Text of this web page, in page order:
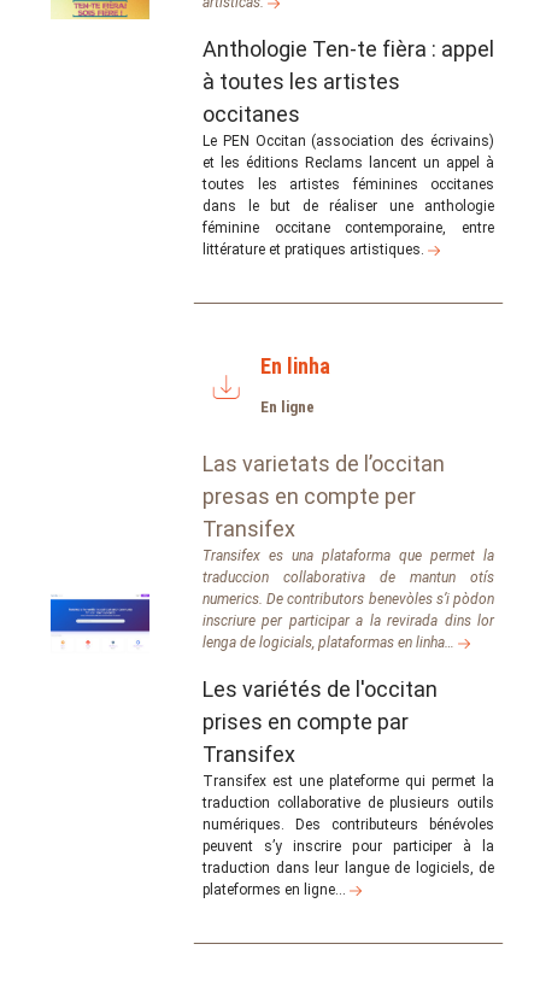
Anthologie Ten-te fièra : appel
à toutes les artistes
occitanes
Le PEN Occitan (association des écrivains)
et les éditions Reclams lancent un appel à
toutes les artistes féminines occitanes
dans le but de réaliser une anthologie
féminine occitane contemporaine, entre
littérature et pratiques artistiques.
En linha
En ligne
Las varietats de l’occitan
presas en compte per
Transifex
Transifex es una plataforma que permet la
traduccion collaborativa de mantun otís
numerics. De contributors benevòles s’i pòdon
inscriure per participar a la revirada dins lor
lenga de logicials, plataformas en linha…
Les variétés de l'occitan
prises en compte par
Transifex
Transifex est une plateforme qui permet la
traduction collaborative de plusieurs outils
numériques. Des contributeurs bénévoles
peuvent s’y inscrire pour participer à la
traduction dans leur langue de logiciels, de
plateformes en ligne…